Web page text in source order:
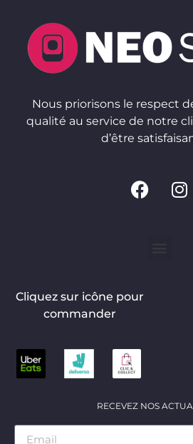
Nous priorisons le respect
qualité au service de notre
d’être
Cliquez sur icône pour
commander
RECEVEZ NOS